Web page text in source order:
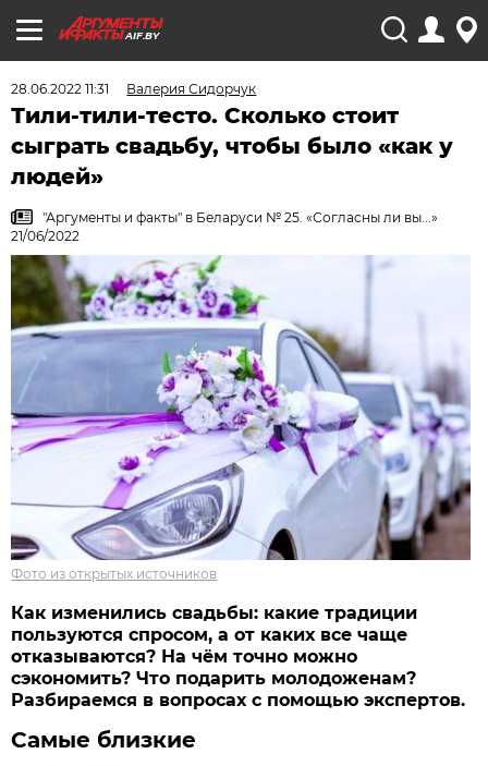
AIF.BY
28.06.2022 11:31 Валерия Сидорчук
Тили-тили-тесто. Сколько стоит
сыграть свадьбу, чтобы было «как у
людей»
"Аргументы и факты" в Беларуси № 25. «Согласны ли вы...»
21/06/2022
Фото из открытых источников
Как изменились свадьбы: какие традиции
пользуются спросом, а от каких все чаще
отказываются? На чём точно можно
сэкономить? Что подарить молодоженам?
Разбираемся в вопросах с помощью экспертов.
Самые близкие